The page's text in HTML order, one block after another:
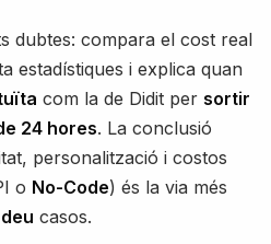
dubtes: compara el cost real
estadístiques i explica quan
com la de Didit per sortir
24 hores. La conclusió
personalització i costos
o No-Code) és la via més
casos.